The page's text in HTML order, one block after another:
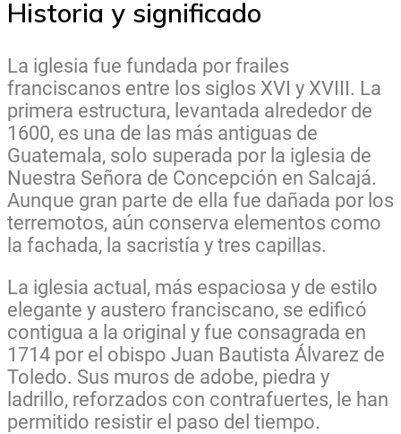
Historia y significado
La iglesia fue fundada por frailes
franciscanos entre los siglos XVI y XVIII. La
primera estructura, levantada alrededor de
1600, es una de las más antiguas de
Guatemala, solo superada por la iglesia de
Nuestra Señora de Concepción en Salcajá.
Aunque gran parte de ella fue dañada por los
terremotos, aún conserva elementos como
la fachada, la sacristía y tres capillas.
La iglesia actual, más espaciosa y de estilo
elegante y austero franciscano, se edificó
contigua a la original y fue consagrada en
1714 por el obispo Juan Bautista Álvarez de
Toledo. Sus muros de adobe, piedra y
ladrillo, reforzados con contrafuertes, le han
permitido resistir el paso del tiempo.